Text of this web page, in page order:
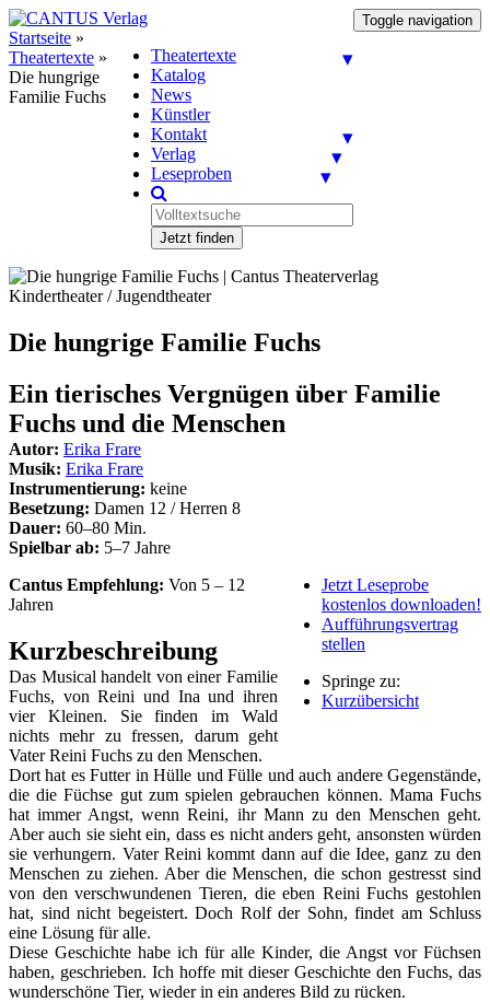
Toggle navigation
Theatertexte
Katalog
News
Künstler
Kontakt
Verlag
Leseproben
Jetzt finden
Startseite »
Theatertexte »
Die hungrige
Familie Fuchs
Kindertheater / Jugendtheater
Die hungrige Familie Fuchs
Ein tierisches Vergnügen über Familie
Fuchs und die Menschen
Autor: Erika Frare
Musik: Erika Frare
Instrumentierung: keine
Besetzung: Damen 12 / Herren 8
Dauer: 60–80 Min.
Spielbar ab: 5–7 Jahre
Jetzt Leseprobe
kostenlos downloaden!
Aufführungsvertrag
stellen
Springe zu:
Kurzübersicht
Cantus Empfehlung: Von 5 – 12
Jahren
Kurzbeschreibung
Das Musical handelt von einer Familie
Fuchs, von Reini und Ina und ihren
vier Kleinen. Sie finden im Wald
nichts mehr zu fressen, darum geht
Vater Reini Fuchs zu den Menschen.
Dort hat es Futter in Hülle und Fülle und auch andere Gegenstände,
die die Füchse gut zum spielen gebrauchen können. Mama Fuchs
hat immer Angst, wenn Reini, ihr Mann zu den Menschen geht.
Aber auch sie sieht ein, dass es nicht anders geht, ansonsten würden
sie verhungern. Vater Reini kommt dann auf die Idee, ganz zu den
Menschen zu ziehen. Aber die Menschen, die schon gestresst sind
von den verschwundenen Tieren, die eben Reini Fuchs gestohlen
hat, sind nicht begeistert. Doch Rolf der Sohn, findet am Schluss
eine Lösung für alle.
Diese Geschichte habe ich für alle Kinder, die Angst vor Füchsen
haben, geschrieben. Ich hoffe mit dieser Geschichte den Fuchs, das
wunderschöne Tier, wieder in ein anderes Bild zu rücken.